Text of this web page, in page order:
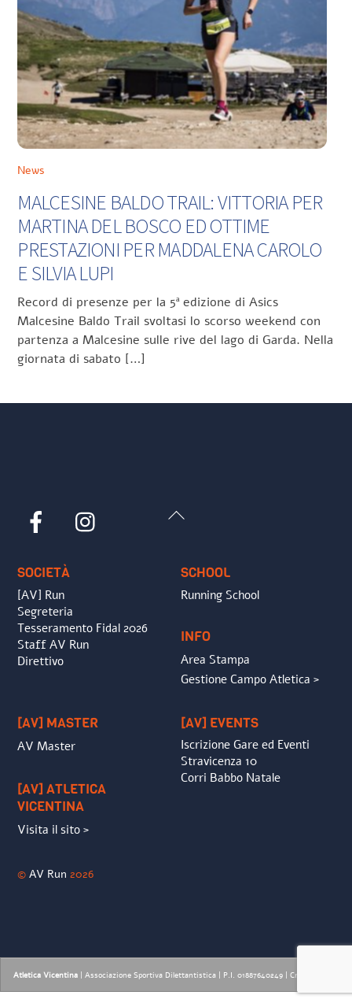
News
MALCESINE BALDO TRAIL: VITTORIA PER
MARTINA DEL BOSCO ED OTTIME
PRESTAZIONI PER MADDALENA CAROLO
E SILVIA LUPI
Record di presenze per la 5ª edizione di Asics
Malcesine Baldo Trail svoltasi lo scorso weekend con
partenza a Malcesine sulle rive del lago di Garda. Nella
giornata di sabato […]
Back
Facebook
SOCIETÀ
[AV] Run
Segreteria
Tesseramento Fidal 2026
Staff AV Run
Direttivo
SCHOOL
Running School
INFO
Area Stampa
Gestione Campo Atletica >
[AV] MASTER
AV Master
[AV] ATLETICA
VICENTINA
Visita il sito >
[AV] EVENTS
Iscrizione Gare ed Eventi
Stravicenza 10
Corri Babbo Natale
©AV Run 2026
Atletica Vicentina | Associazione Sportiva Dilettantistica | P.I. 01887640249 | Credits